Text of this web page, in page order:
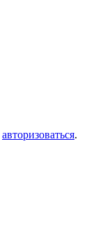
авторизоваться.